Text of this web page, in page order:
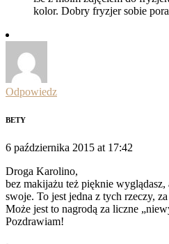
kolor. Dobry fryzjer sobie
Odpowiedz
BETY
6 października 2015 at 17:42
Droga Karolino,
bez makijażu też pięknie
swoje. To jest jedna z tych rzeczy,
Może jest to nagrodą za liczne
Pozdrawiam!